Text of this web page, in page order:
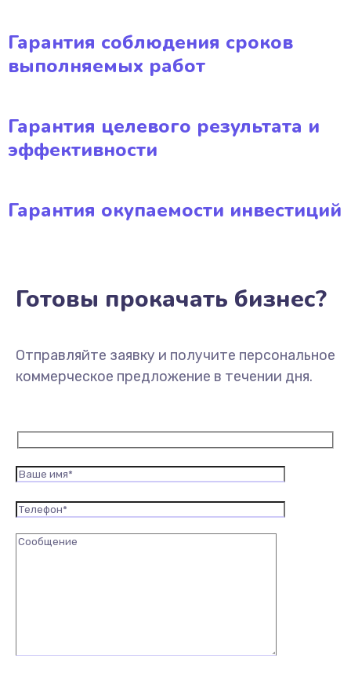
Гарантия соблюдения сроков
выполняемых работ
Гарантия целевого результата и
эффективности
Гарантия окупаемости инвестиций
Готовы прокачать бизнес?
Отправляйте заявку и получите персональное
коммерческое предложение в течении дня.